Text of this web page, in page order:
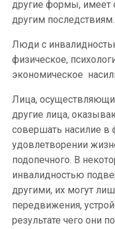
другие формы, имеет
другим последствиям.
Люди с
физическое,
экономическое
Лица,
другие лица,
совершать насилие
удовлетворении
подопечного. В
инвалидностью
другими, их могут
передвижения,
результате чего они